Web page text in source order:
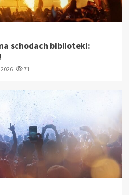
schodach biblioteki:
71